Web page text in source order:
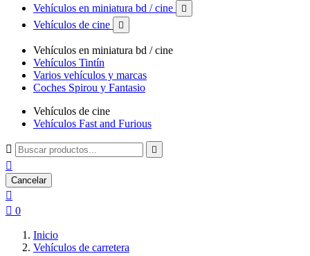
Vehículos en miniatura bd / cine

Vehículos de cine 
Vehículos en miniatura bd / cine
Vehículos Tintín
Varios vehículos y marcas
Coches Spirou y Fantasio
Vehículos de cine
Vehículos Fast and Furious
 

Cancelar

 0
Inicio
Vehículos de carretera